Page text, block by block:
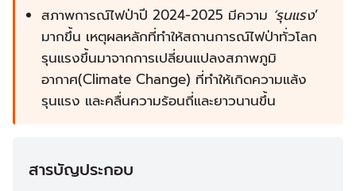
สภาพการณ์ไฟป่าปี 2024-2025 มีความ ‘รุนแรง’
มากขึ้น เหตุผลหลักที่ทำให้สถานการณ์ไฟป่าทั่วโลก
รุนแรงขึ้นมาจากการเปลี่ยนแปลงสภาพภูมิ
อากาศ(Climate Change) ที่ทำให้เกิดความแล้ง
รุนแรง และคลื่นความร้อนถี่และยาวนานขึ้น
สารบัญประกอบ